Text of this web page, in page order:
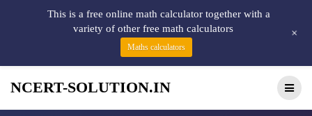
NCERT-SOLUTION.IN
This is a free online math calculator together with a
variety of other free math calculators
Maths calculators
+